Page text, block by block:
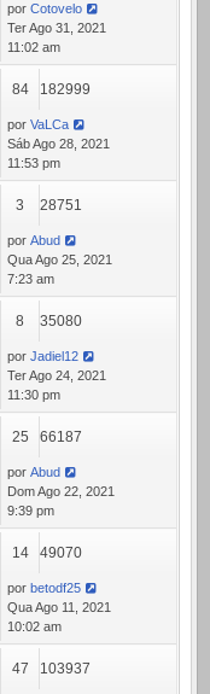
por Cotovelo
Ter Ago 31, 2021
11:02 am
84 182999
por VaLCa
Sáb Ago 28, 2021
11:53 pm
3 28751
por Abud
Qua Ago 25, 2021
7:23 am
8 35080
por Jadiel12
Ter Ago 24, 2021
11:30 pm
25 66187
por Abud
Dom Ago 22, 2021
9:39 pm
14 49070
por betodf25
Qua Ago 11, 2021
10:02 am
47 103937